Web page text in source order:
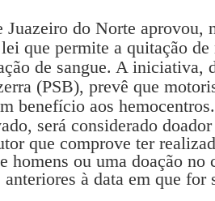
do Norte aprovou,
que permite a quitação de
de sangue. A iniciativa,
(PSB), prevê que
benefício aos hemocentros.
será considerado
que comprove ter
homens ou uma doação no
à data em que for